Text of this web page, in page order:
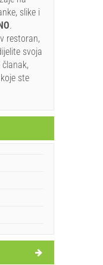
slike i
.
restoran,
svoja
ste